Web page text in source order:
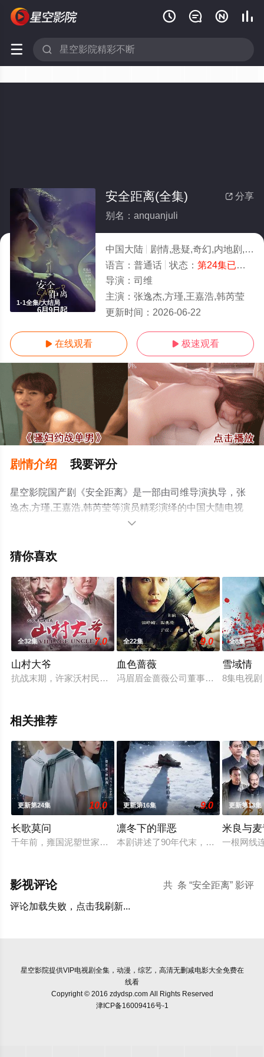
   
 
1-1全集/大结局
 分享
安全距离(全集)
别名：anquanjuli
中国大陆
剧情,悬疑,奇幻,内地剧,国产
语言： 普通话 状态： 第24集已完结
导演： 司维
主演： 张逸杰,方瑾,王嘉浩,韩芮莹
更新时间： 2026-06-22
 在线观看  极速观看
剧情介绍 我要评分
星空影院国产剧《安全距离》是一部由司维导演执导，张
逸杰,方瑾,王嘉浩,韩芮莹等演员精彩演绎的中国大陆电视
剧，大结局剧情已揭晓（1-1全集），手机免费观看高清未
移步至豆瓣电视剧、电视猫或剧情网等平台了解。

猜你喜欢
全32集 7.0
山村大爷
抗战末期，许家沃村民许福祥杀牛救了被鬼子围困的苍龙山游
全22集 9.0
血色蔷薇
冯眉眉金蔷薇公司董事长，蔷薇园的
全8集
雪域情
8集电视
相关推荐
更新第24集 10.0
长歌莫问
千年前，雍国泥塑世家楚门因进贡的“十二生肖”离奇流血炸裂
更新第16集 9.0
凛冬下的罪恶
本剧讲述了90年代末，怒河市刑侦支
更新第13集
米良与
一根网线
共 条 “安全距离” 影评
影视评论
评论加载失败，点击我刷新...
星空影院提供VIP电视剧全集，动漫，综艺，高清无删减电影大全免费在
线看
Copyright © 2016 zdydsp.com All Rights Reserved
津ICP备16009416号-1